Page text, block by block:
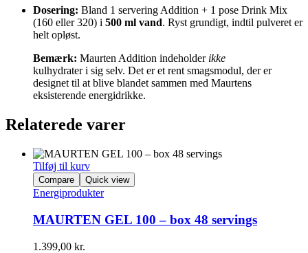
Dosering: Bland 1 servering Addition + 1 pose Drink Mix
(160 eller 320) i 500 ml vand. Ryst grundigt, indtil pulveret er
helt opløst.
Bemærk: Maurten Addition indeholder ikke
kulhydrater i sig selv. Det er et rent smagsmodul, der er
designet til at blive blandet sammen med Maurtens
eksisterende energidrikke.
Relaterede varer
Tilføj til kurv
Compare Quick view
Energiprodukter
MAURTEN GEL 100 – box 48 servings
1.399,00 kr.